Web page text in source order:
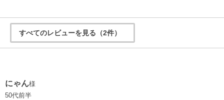
すべてのレビューを見る（2件）
にゃん様
50代前半